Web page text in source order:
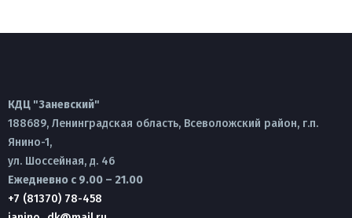
КДЦ "Заневский"
188689, Ленинградская область, Всеволожский район, г.п.
Янино-1,
ул. Шоссейная, д. 46
Ежедневно с 9.00 – 21.00
+7 (81370) 78-458